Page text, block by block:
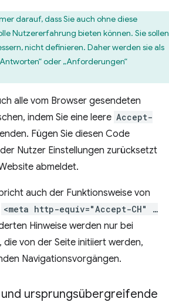
darauf, dass Sie auch ohne diese
Nutzererfahrung bieten können. Sie sollen
nicht definieren. Daher werden sie als
oder „Anforderungen“
alle vom Browser gesendeten
indem Sie eine leere Accept-
Fügen Sie diesen Code
Nutzer Einstellungen zurücksetzt
abmeldet.
auch der Funktionsweise von
<meta http-equiv="Accept-CH" …
Hinweise werden nur bei
von der Seite initiiert werden,
Navigationsvorgängen.
ursprungsübergreifende